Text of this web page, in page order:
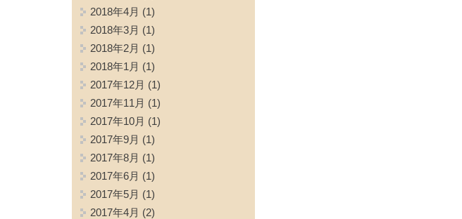
2018年4月 (1)
2018年3月 (1)
2018年2月 (1)
2018年1月 (1)
2017年12月 (1)
2017年11月 (1)
2017年10月 (1)
2017年9月 (1)
2017年8月 (1)
2017年6月 (1)
2017年5月 (1)
2017年4月 (2)